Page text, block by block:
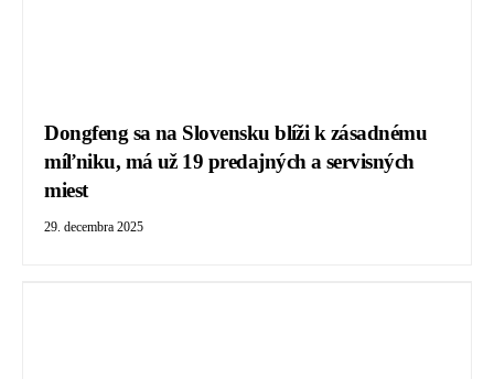
Dongfeng sa na Slovensku blíži k zásadnému
míľniku, má už 19 predajných a servisných
miest
29. decembra 2025